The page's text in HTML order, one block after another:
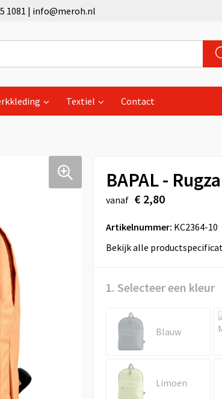
1081 | info@meroh.nl
Textiel Contact
BAPAL -
vanaf € 2,80
Artikelnummer: KC2364-10
Bekijk alle
1. Selecteer een kleur
Blauw
Limoen